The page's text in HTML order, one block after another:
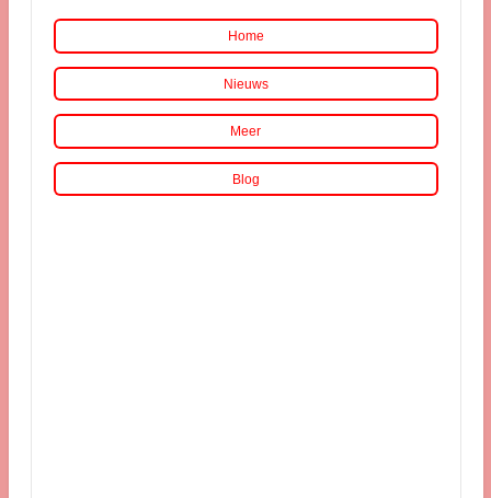
Home
Nieuws
Meer
Blog